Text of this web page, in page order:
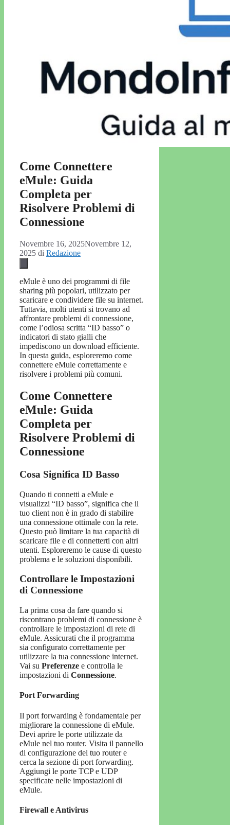
Come Connettere
eMule: Guida
Completa per
Risolvere Problemi di
Connessione
Novembre 16, 2025Novembre 12,
2025 di Redazione
eMule è uno dei programmi di file
sharing più popolari, utilizzato per
scaricare e condividere file su internet.
Tuttavia, molti utenti si trovano ad
affrontare problemi di connessione,
come l’odiosa scritta “ID basso” o
indicatori di stato gialli che
impediscono un download efficiente.
In questa guida, esploreremo come
connettere eMule correttamente e
risolvere i problemi più comuni.
Come Connettere
eMule: Guida
Completa per
Risolvere Problemi di
Connessione
Cosa Significa ID Basso
Quando ti connetti a eMule e
visualizzi “ID basso”, significa che il
tuo client non è in grado di stabilire
una connessione ottimale con la rete.
Questo può limitare la tua capacità di
scaricare file e di connetterti con altri
utenti. Esploreremo le cause di questo
problema e le soluzioni disponibili.
Controllare le Impostazioni
di Connessione
La prima cosa da fare quando si
riscontrano problemi di connessione è
controllare le impostazioni di rete di
eMule. Assicurati che il programma
sia configurato correttamente per
utilizzare la tua connessione internet.
Vai su Preferenze e controlla le
impostazioni di Connessione.
Port Forwarding
Il port forwarding è fondamentale per
migliorare la connessione di eMule.
Devi aprire le porte utilizzate da
eMule nel tuo router. Visita il pannello
di configurazione del tuo router e
cerca la sezione di port forwarding.
Aggiungi le porte TCP e UDP
specificate nelle impostazioni di
eMule.
Firewall e Antivirus